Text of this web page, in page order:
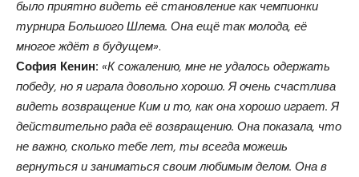
было приятно видеть её становление как чемпионки
турнира Большого Шлема. Она ещё так молода, её
многое ждёт в будущем».
София Кенин: «К сожалению, мне не удалось одержать
победу, но я играла довольно хорошо. Я очень счастлива
видеть возвращение Ким и то, как она хорошо играет. Я
действительно рада её возвращению. Она показала, что
не важно, сколько тебе лет, ты всегда можешь
вернуться и заниматься своим любимым делом. Она в